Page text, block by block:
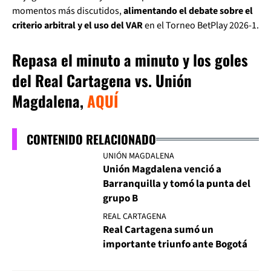
momentos más discutidos,alimentando el debate sobre el
criterio arbitral y el uso del VARen el Torneo BetPlay 2026-1.
Repasa el minuto a minuto y los goles
del Real Cartagena vs. Unión
Magdalena,AQUÍ
CONTENIDO RELACIONADO
UNIÓN MAGDALENA
Unión Magdalena venció a
Barranquilla y tomó la punta del
grupo B
REAL CARTAGENA
Real Cartagena sumó un
importante triunfo ante Bogotá